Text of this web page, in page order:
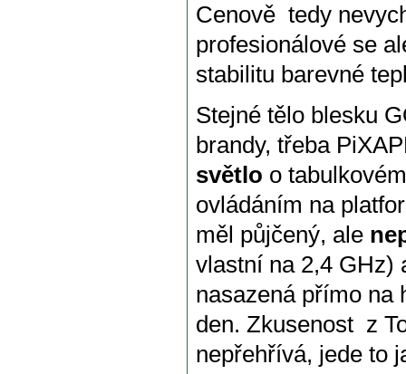
Cenově tedy
profesionálové se
stabilitu barevné
Stejné tělo blesku
brandy, třeba
světlo o
ovládáním na
měl půjčený, ale
vlastní na 2,4 GHz)
nasazená přímo na
den. Zkusenost z
nepřehřívá, jede to